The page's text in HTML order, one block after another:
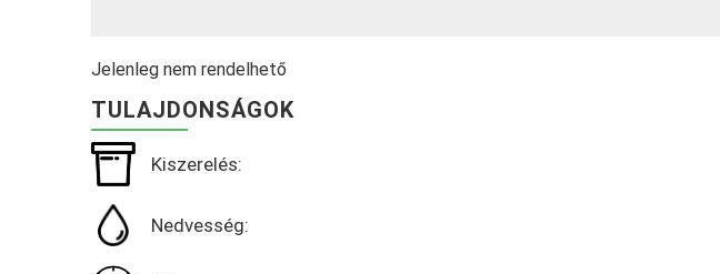
Jelenleg nem rendelhető
TULAJDONSÁGOK
Kiszerelés:
Nedvesség: